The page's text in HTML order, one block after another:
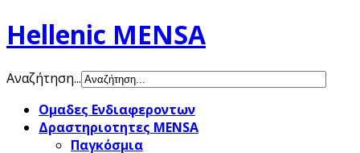
Hellenic MENSA
Αναζήτηση...
Ομαδες Ενδιαφεροντων
Δραστηριοτητες MENSA
Παγκόσμια